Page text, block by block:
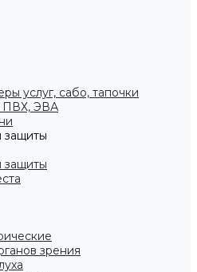
услуг, сабо, тапочки
ПВХ, ЭВА
защиты
защиты
зрения